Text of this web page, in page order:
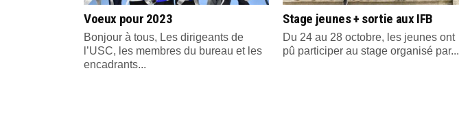
Voeux pour 2023
Bonjour à tous, Les dirigeants de
l’USC, les membres du bureau et les
encadrants...
Stage jeunes + sortie aux IFB
Du 24 au 28 octobre, les jeunes ont
pû participer au stage organisé par...